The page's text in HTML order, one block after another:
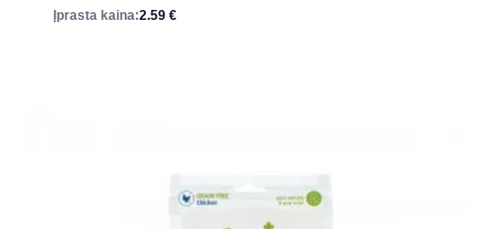
Įprasta kaina:2.59 €